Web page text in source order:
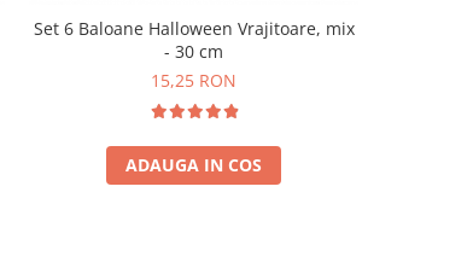
Set 6 Baloane Halloween Vrajitoare, mix
- 30 cm
15,25 RON
ADAUGA IN COS